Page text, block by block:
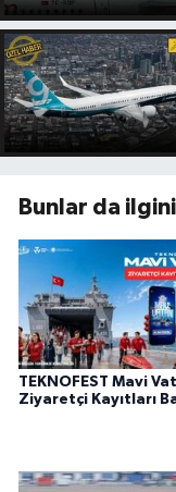
Bunlar da
TEKNOFEST Mavi
Ziyaretçi Kayıtları